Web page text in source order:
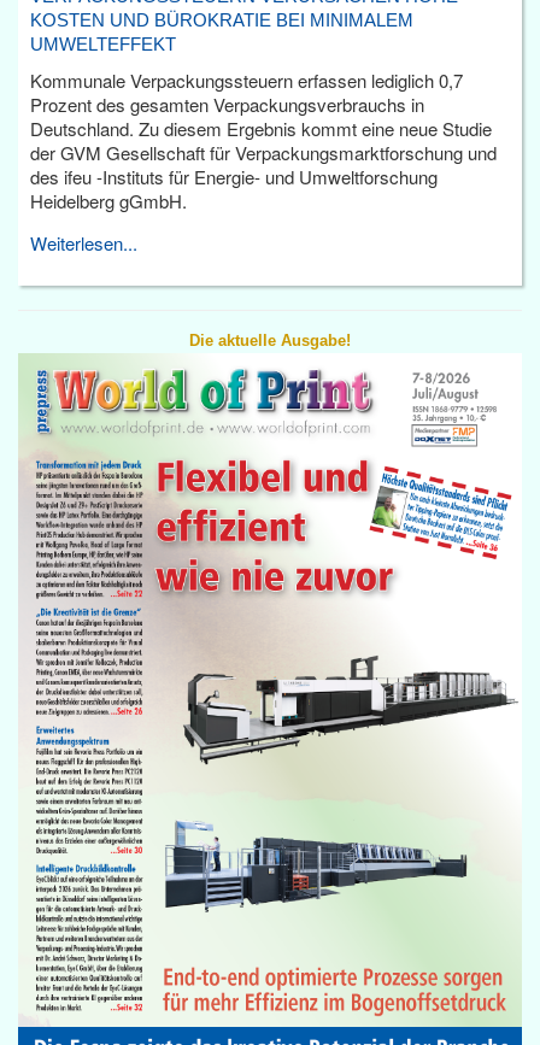
KOSTEN UND BÜROKRATIE BEI MINIMALEM
UMWELTEFFEKT
Kommunale Verpackungssteuern erfassen lediglich 0,7
Prozent des gesamten Verpackungsverbrauchs in
Deutschland. Zu diesem Ergebnis kommt eine neue Studie
der GVM Gesellschaft für Verpackungsmarktforschung und
des ifeu -Instituts für Energie- und Umweltforschung
Heidelberg gGmbH.
Weiterlesen...
Die aktuelle Ausgabe!